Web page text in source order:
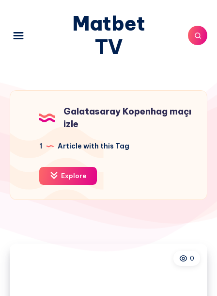
Matbet
TV
Galatasaray Kopenhag maçı
izle
1 Article with this Tag
Explore
0